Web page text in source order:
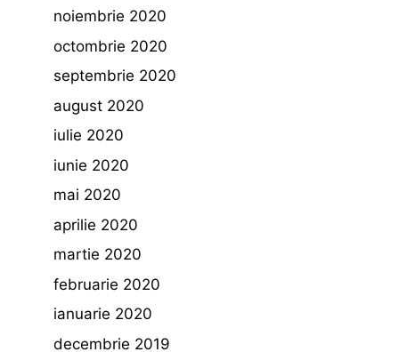
noiembrie 2020
octombrie 2020
septembrie 2020
august 2020
iulie 2020
iunie 2020
mai 2020
aprilie 2020
martie 2020
februarie 2020
ianuarie 2020
decembrie 2019